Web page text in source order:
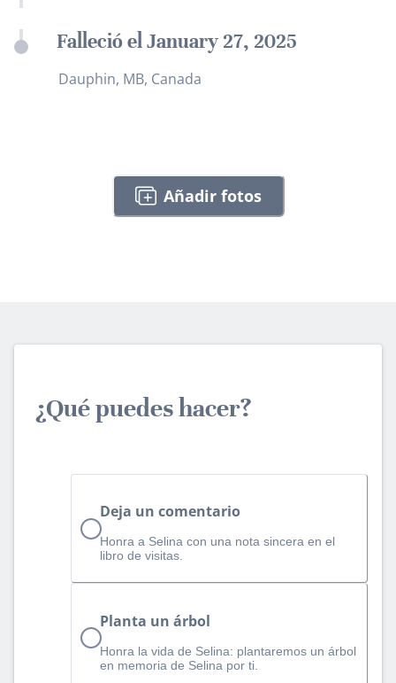
Falleció el January 27, 2025
Dauphin, MB, Canada
Añadir fotos
¿Qué puedes hacer?
Deja un comentario
Honra a Selina con una nota sincera en el
libro de visitas.
Planta un árbol
Honra la vida de Selina: plantaremos un árbol
en memoria de Selina por ti.